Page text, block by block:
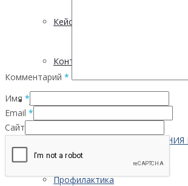
Кейсы
Контактная информация
ПО ВОПРОСАМ
Профилактика
Комментарий *
Имя *
Email *
Сайт